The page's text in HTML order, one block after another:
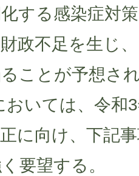
する感染症対
政不足を生じ
ことが予想さ
おいては、令和
に向け、下記
要望する。